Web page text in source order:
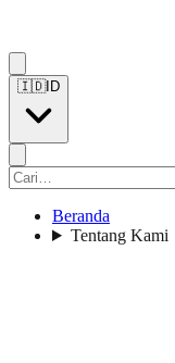
🇮🇩ID
Beranda
Tentang Kami